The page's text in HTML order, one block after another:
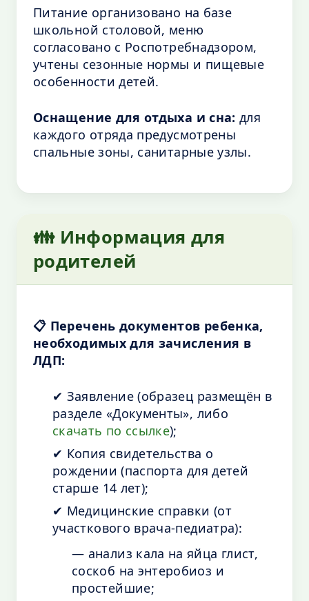
Питание организовано на базе
школьной столовой, меню
согласовано с Роспотребнадзором,
учтены сезонные нормы и пищевые
особенности детей.
Оснащение для отдыха и сна: для
каждого отряда предусмотрены
спальные зоны, санитарные узлы.
👪 Информация для
родителей
📋 Перечень документов ребенка,
необходимых для зачисления в
ЛДП:
✔ Заявление (образец размещён в
разделе «Документы», либо
скачать по ссылке);
✔ Копия свидетельства о
рождении (паспорта для детей
старше 14 лет);
✔ Медицинские справки (от
участкового врача-педиатра):
— анализ кала на яйца глист,
соскоб на энтеробиоз и
простейшие;